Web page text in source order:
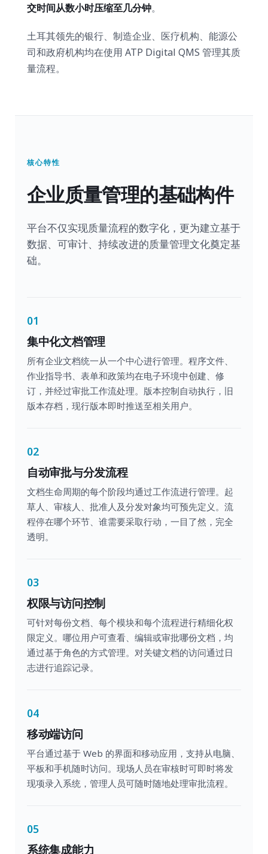
交时间从数小时压缩至几分钟。
土耳其领先的银行、制造企业、医疗机构、能源公
司和政府机构均在使用 ATP Digital QMS 管理其质
量流程。
核心特性
企业质量管理的基础构件
平台不仅实现质量流程的数字化，更为建立基于
数据、可审计、持续改进的质量管理文化奠定基
础。
01
集中化文档管理
所有企业文档统一从一个中心进行管理。程序文件、
作业指导书、表单和政策均在电子环境中创建、修
订，并经过审批工作流处理。版本控制自动执行，旧
版本存档，现行版本即时推送至相关用户。
02
自动审批与分发流程
文档生命周期的每个阶段均通过工作流进行管理。起
草人、审核人、批准人及分发对象均可预先定义。流
程停在哪个环节、谁需要采取行动，一目了然，完全
透明。
03
权限与访问控制
可针对每份文档、每个模块和每个流程进行精细化权
限定义。哪位用户可查看、编辑或审批哪份文档，均
通过基于角色的方式管理。对关键文档的访问通过日
志进行追踪记录。
04
移动端访问
平台通过基于 Web 的界面和移动应用，支持从电脑、
平板和手机随时访问。现场人员在审核时可即时将发
现项录入系统，管理人员可随时随地处理审批流程。
05
系统集成能力